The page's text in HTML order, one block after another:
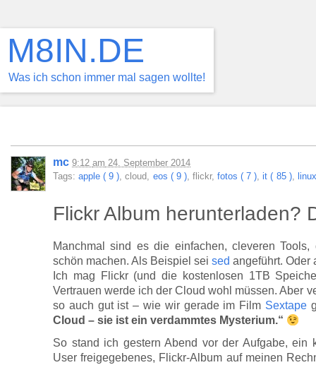
M8IN.DE
Was ich schon immer mal sagen wollte!
mc 9:12 am 24. September 2014
Tags:apple ( 9 ), cloud, eos ( 9 ), flickr, fotos ( 7 ),it ( 85 ),
Flickr Album herunterladen?
Manchmal sind es die einfachen, cleveren
schön machen. Als Beispiel sei sed angeführt. Oder
Ich mag Flickr (und die kostenlosen 1TB
Vertrauen werde ich der Cloud wohl müssen. Aber
so auch gut ist – wie wir gerade im Film Sextape
Cloud – sie ist ein verdammtes Mysterium.“
So stand ich gestern Abend vor der Aufgabe, ein
User freigegebenes, Flickr-Album auf meinen